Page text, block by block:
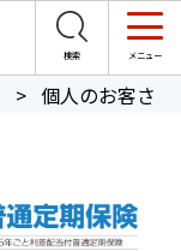
> 個人のお客さま